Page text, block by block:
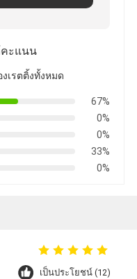
ะแนน
เรตติ้งทั้งหมด
67%
0%
0%
33%
0%
เป็นประโยชน์ (12)